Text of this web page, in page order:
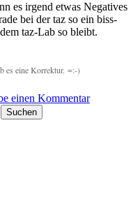
es irgend etwas Nega­ti­ves
bei der taz so ein biss­
taz-Lab so bleibt.
es eine Korrektur. =:-)
einen Kommentar